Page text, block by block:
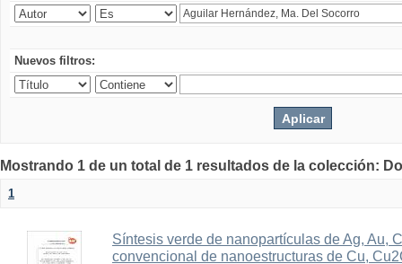
Nuevos filtros:
Mostrando 1 de un total de 1 resultados de la colección:
1
Síntesis verde de nanopartículas de Ag, Au,
convencional de nanoestructuras de Cu,